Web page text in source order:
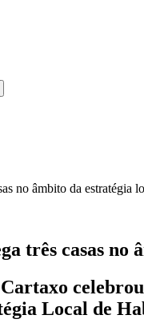
no âmbito da estratégia
três casas no
Local de